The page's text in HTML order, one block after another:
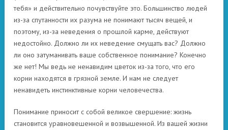
тебя» и действительно почувствуйте это. Большинство людей
из-за спутанности их разума не понимают тысяч вещей, и
поэтому, из-за неведения о прошлой карме, действуют
недостойно. Должно ли их неведение смущать вас? Должно
ли оно затуманивать ваше собственное понимание? Конечно
же нет! Мы ведь не ненавидим цветок из-за того, что его
корни находятся в грязной земле. И нам не следует
ненавидеть инстинктивные корни человечества.
Понимание приносит с собой великое свершение: жизнь
становится уравновешенной и возвышенной. Из вашей жизни